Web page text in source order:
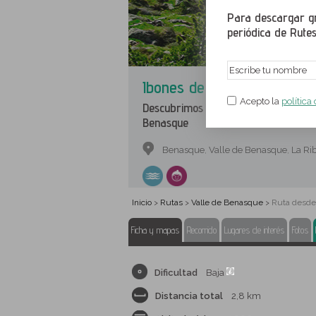
Para descargar
periódica de
Acepto la política
Ibones de Villamuerta
Descubrimos dos preciosos ibones
Benasque
Benasque, Valle de Benasque, La
Inicio > Rutas > Valle de Benasque > Ruta
Ficha y mapas Recorrido Lugares de interés Fotos
Dificultad Baja
Distancia total 2,8 km